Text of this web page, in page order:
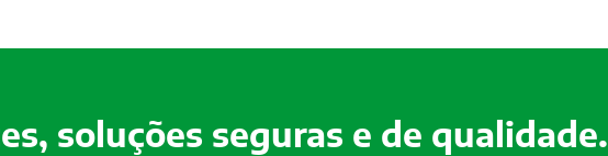
soluções seguras e de qualidade.